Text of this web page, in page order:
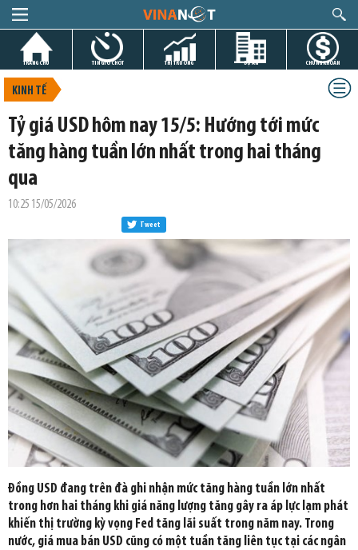
TRANG CHỦ TIN GIỜ CHÓT THỊ TRƯỜNG DỰ ÁN CHỨNG KHOÁN
KINH TẾ
Tỷ giá USD hôm nay 15/5: Hướng tới mức
tăng hàng tuần lớn nhất trong hai tháng
qua
10:25 15/05/2026
Tweet
Đồng USD đang trên đà ghi nhận mức tăng hàng tuần lớn nhất
trong hơn hai tháng khi giá năng lượng tăng gây ra áp lực lạm phát
khiến thị trường kỳ vọng Fed tăng lãi suất trong năm nay. Trong
nước, giá mua bán USD cũng có một tuần tăng liên tục tại các ngân